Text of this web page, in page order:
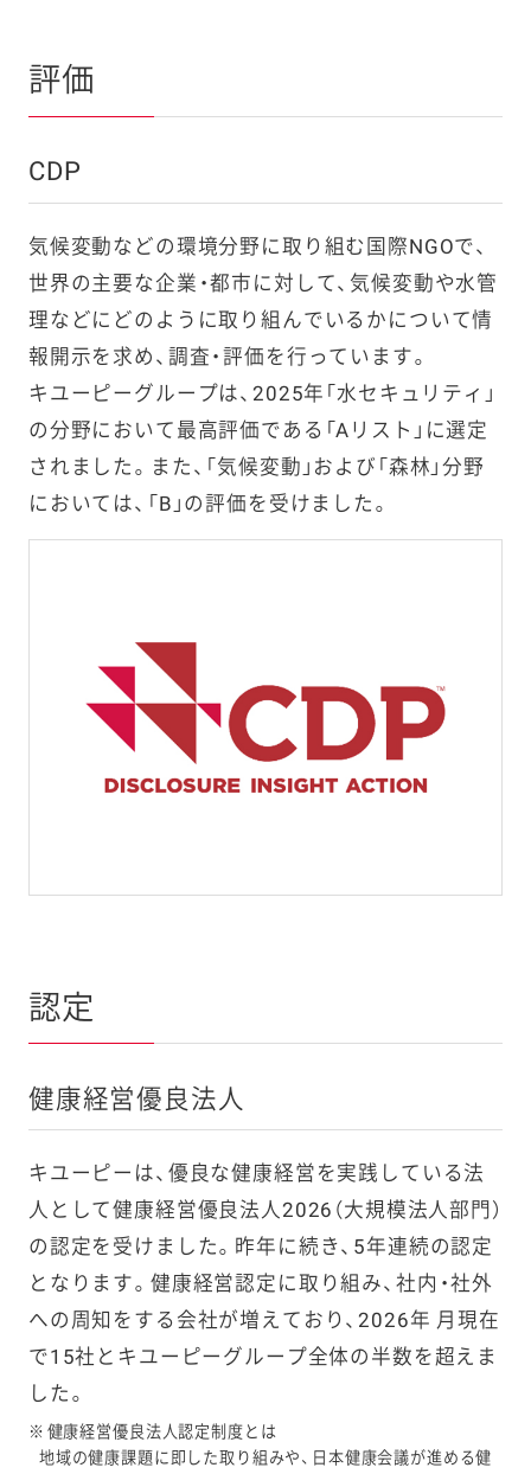
評価
CDP
気候変動などの環境分野に取り組む国際NGOで、
世界の主要な企業・都市に対して、気候変動や水管
理などにどのように取り組んでいるかについて情
報開示を求め、調査・評価を行っています。
キユーピーグループは、2025年「水セキュリティ」
の分野において最高評価である「Aリスト」に選定
されました。また、「気候変動」および「森林」分野
においては、「B」の評価を受けました。
認定
健康経営優良法人
キユーピーは、優良な健康経営を実践している法
人として健康経営優良法人2026（大規模法人部門）
の認定を受けました。昨年に続き、5年連続の認定
となります。健康経営認定に取り組み、社内・社外
への周知をする会社が増えており、2026年 月現在
で15社とキユーピーグループ全体の半数を超えま
した。
※ 健康経営優良法人認定制度とは
地域の健康課題に即した取り組みや、日本健康会議が進める健